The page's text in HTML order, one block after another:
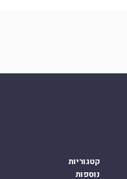
קטגוריות
נוספות